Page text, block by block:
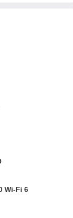
Wi-Fi 6